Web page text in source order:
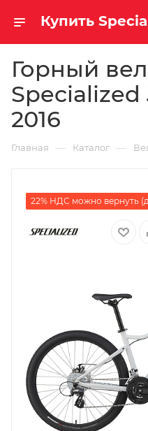
Горный
Specialized
2016
Главная — Каталог —
22% НДС можно вернуть